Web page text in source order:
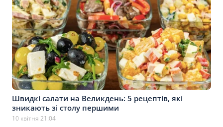
Швидкі салати на Великдень: 5 рецептів, які
зникають зі столу першими
10 квітня 21:04